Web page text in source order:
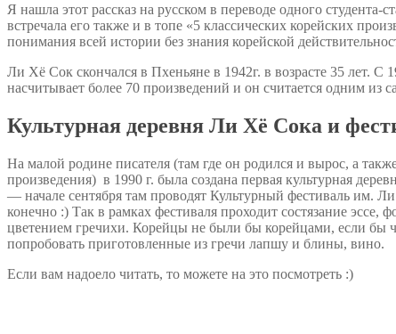
Я нашла этот рассказ на русском в переводе одного
встречала его также и в топе «5 классических корейских
понимания всей истории без знания корейской
Ли Хё Сок скончался в Пхеньяне в 1942г. в возрасте 35 лет.
насчитывает более 70 произведений и он считается одним из
Культурная деревня Ли Хё Сока и
На малой родине писателя (там где он родился и вырос, а
произведения) в 1990 г. была создана первая культурная
— начале сентября там проводят Культурный фестиваль им.
конечно :) Так в рамках фестиваля проходит состязание
цветением гречихи. Корейцы не были бы корейцами, если бы
попробовать приготовленные из гречи лапшу и блины, вино.
Если вам надоело читать, то можете на это посмотреть :)